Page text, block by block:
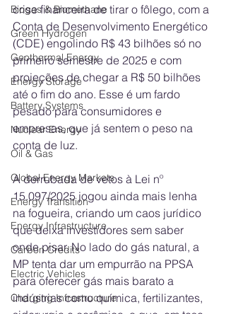
Biogas & Biomethane
Green Hydrogen
Geothermal Energy
Energy Storage
Battery Systems
Nuclear Energy
Oil & Gas
Global Energy Markets
Energy Transition
Energy Infrastructure
Carbon Credits
Electric Vehicles
Charging Infrastructure
crise financeira de tirar o fôlego, com a
Conta de Desenvolvimento Energético
(CDE) engolindo R$ 43 bilhões só no
primeiro semestre de 2025 e com
projeções de chegar a R$ 50 bilhões
até o fim do ano. Esse é um fardo
pesado para consumidores e
empresas, que já sentem o peso na
conta de luz.
A derrubada de vetos à Lei nº
15.097/2025 jogou ainda mais lenha
na fogueira, criando um caos jurídico
que deixa investidores sem saber
onde pisar. No lado do gás natural, a
MP tenta dar um empurrão na PPSA
para oferecer gás mais barato a
indústrias como química, fertilizantes,